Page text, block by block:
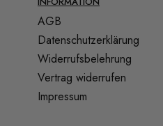
AGB
Datenschutzerklärung
Widerrufsbelehrung
Vertrag widerrufen
Impressum